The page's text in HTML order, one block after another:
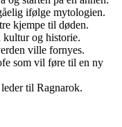
ifølge mytologien.
kjempe til døden.
og historie.
ville fornyes.
som vil føre til en ny
til Ragnarok.